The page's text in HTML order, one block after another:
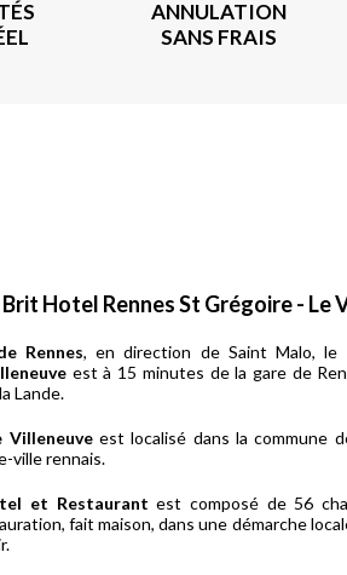
ANNULATION
SANS FRAIS
Hotel Rennes St Grégoire - Le
Rennes, en direction de Saint Malo, le
est à 15 minutes de la gare de
Lande.
est localisé dans la commune
ville rennais.
et Restaurant est composé de 56
fait maison, dans une démarche